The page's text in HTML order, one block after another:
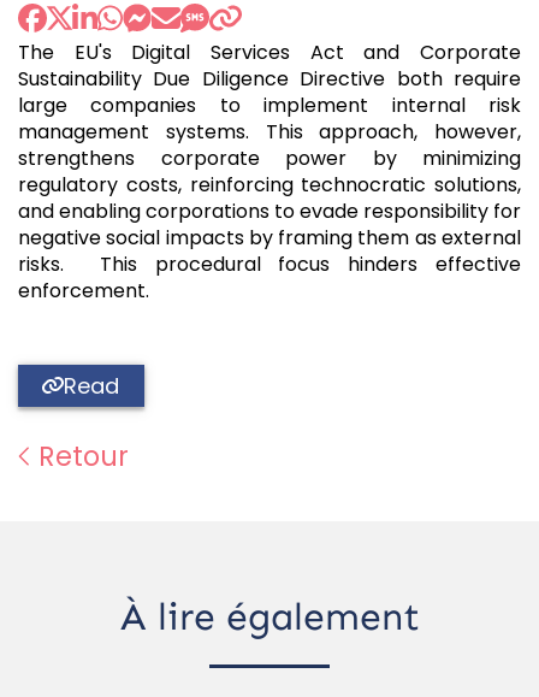
The EU's Digital Services Act and Corporate
Sustainability Due Diligence Directive both require
large companies to implement internal risk
management systems. This approach, however,
strengthens corporate power by minimizing
regulatory costs, reinforcing technocratic solutions,
and enabling corporations to evade responsibility for
negative social impacts by framing them as external
risks. This procedural focus hinders effective
enforcement.
Read
Retour
À lire également